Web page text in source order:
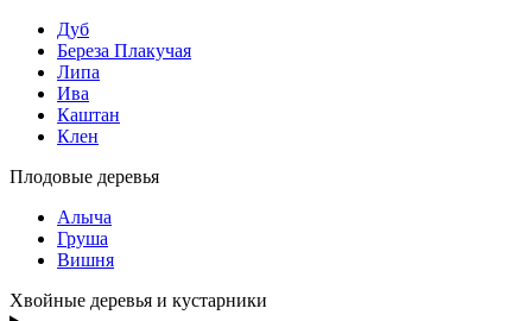
Дуб
Береза Плакучая
Липа
Ива
Каштан
Клен
Плодовые деревья
Алыча
Груша
Вишня
Хвойные деревья и кустарники